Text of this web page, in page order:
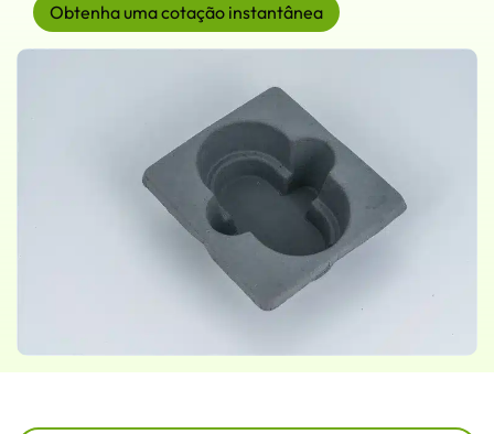
Obtenha uma cotação instantânea